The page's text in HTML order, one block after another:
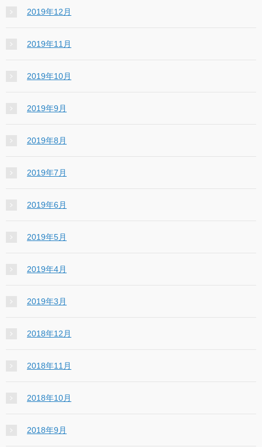
2019年12月
2019年11月
2019年10月
2019年9月
2019年8月
2019年7月
2019年6月
2019年5月
2019年4月
2019年3月
2018年12月
2018年11月
2018年10月
2018年9月